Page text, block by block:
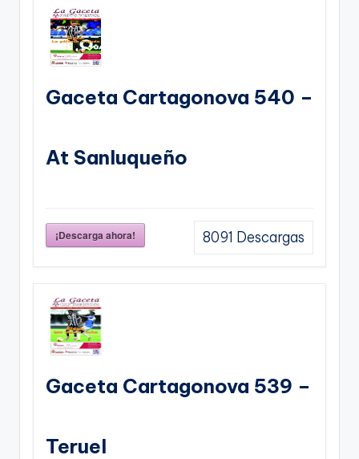
Gaceta Cartagonova 540 –
At Sanluqueño
¡Descarga ahora! 8091 Descargas
Gaceta Cartagonova 539 –
Teruel